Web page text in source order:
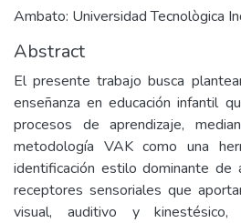
Ambato: Universidad Tecnològica
Abstract
El presente trabajo busca
enseñanza en educación infantil
procesos de aprendizaje,
metodología VAK como una
identificación estilo dominante de
receptores sensoriales que
visual, auditivo y kinestésico,